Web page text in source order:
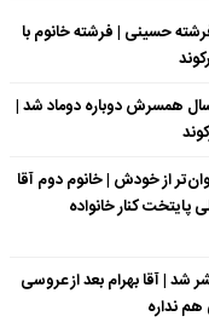
حسینی | فرشته خانوم با
همسرش دوباره دوماد شد |
خمسه با زن دوم 20 سال جوان‌تر از خودش | خانوم دوم آقا
کنار خانواده
| آقا بهرام بعد از عروسی
نداره